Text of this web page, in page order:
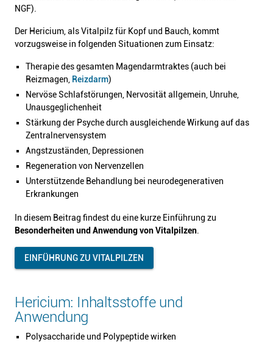
NGF).
Der Hericium, als Vitalpilz für Kopf und Bauch, kommt
vorzugsweise in folgenden Situationen zum Einsatz:
Therapie des gesamten Magendarmtraktes (auch bei
Reizmagen, Reizdarm)
Nervöse Schlafstörungen, Nervosität allgemein, Unruhe,
Unausgeglichenheit
Stärkung der Psyche durch ausgleichende Wirkung auf das
Zentralnervensystem
Angstzuständen, Depressionen
Regeneration von Nervenzellen
Unterstützende Behandlung bei neurodegenerativen
Erkrankungen
In diesem Beitrag findest du eine kurze Einführung zu
Besonderheiten und Anwendung von Vitalpilzen.
EINFÜHRUNG ZU VITALPILZEN
Hericium: Inhaltsstoffe und
Anwendung
Polysaccharide und Polypeptide wirken